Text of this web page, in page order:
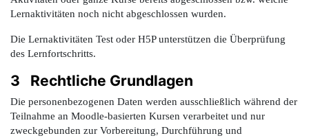
Lernaktivitäten noch nicht abgeschlossen wurden.
Die Lernaktivitäten Test oder H5P unterstützen die Überprüfung
des Lernfortschritts.
3 Rechtliche Grundlagen
Die personenbezogenen Daten werden ausschließlich während der
Teilnahme an Moodle-basierten Kursen verarbeitet und nur
zweckgebunden zur Vorbereitung, Durchführung und